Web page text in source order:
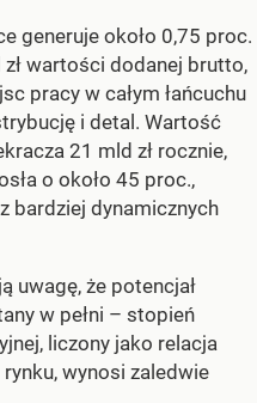
generuje około 0,75 proc.
wartości dodanej brutto,
pracy w całym łańcuchu
i detal. Wartość
21 mld zł rocznie,
o około 45 proc.,
bardziej dynamicznych
uwagę, że potencjał
w pełni – stopień
liczony jako relacja
wynosi zaledwie